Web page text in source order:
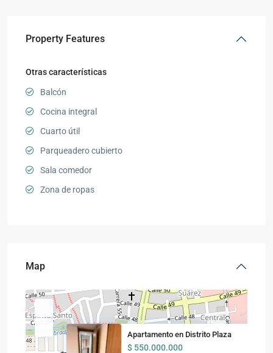
Property Features
Otras características
Balcón
Cocina integral
Cuarto útil
Parqueadero cubierto
Sala comedor
Zona de ropas
Map
Apartamento en Distrito Plaza
$ 550.000.000